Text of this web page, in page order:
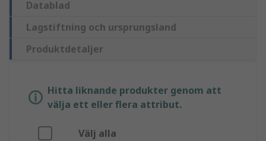
Datablad
Lagstiftning och ursprungsland
Produktdetaljer
Hitta liknande produkter genom att
välja ett eller flera attribut.
Välj alla